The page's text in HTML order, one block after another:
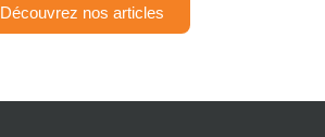
Découvrez nos articles